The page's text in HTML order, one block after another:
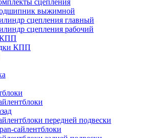
сцепления
выжимной
сцепления главный
сцепления рабочий
КПП
передней подвески
сайлентблоки